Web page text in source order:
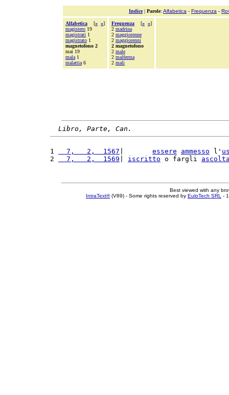
Indice| Parole: Alfabetica - Frequenza -
Alfabetica [« »]
magistero 19
magistrati 1
magistrato 1
magnetofono 2
mai 19
mala 1
malattia 6
Frequenza [« »]
2 madrina
2 maggiorenne
2 maggiorenni
2 magnetofono
2 male
2 malferma
2 mali
Libro, Parte, Can.
1
  7,   2,  1567
essere ammesso l'
2
  7,   2,  1569
iscritto o fargli
Best viewed with any
IntraText®(V89) - Some rights reserved by EuloTech SRL -